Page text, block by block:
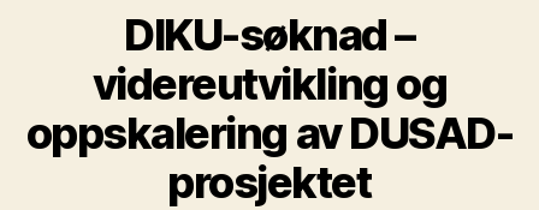
DIKU-søknad –
videreutvikling og
oppskalering av DUSAD-
prosjektet